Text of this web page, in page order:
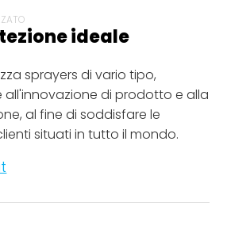
ideale
sprayers di vario tipo,
di prodotto e alla
al fine di soddisfare le
situati in tutto il mondo.